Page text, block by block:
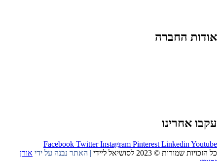
אודות החברה
עקבו אחרינו
Facebook Twitter Instagram Pinterest Linkedin Youtube
כל הזכויות שמורות © 2023 לסושיאל ליידי
| האתר נבנה על ידי אורן